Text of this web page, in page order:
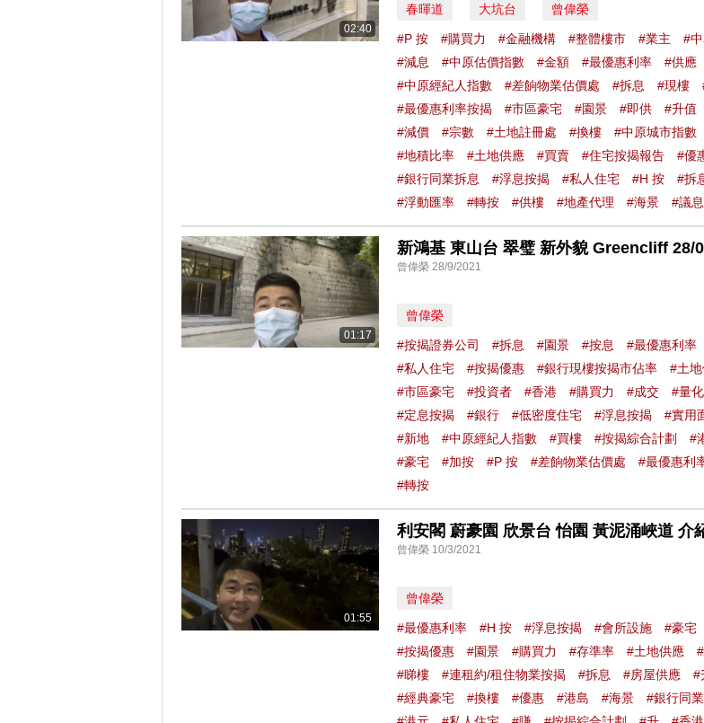
02:40
春暉道 大坑台 曾偉榮
#P 按 #購買力 #金融機構 #整體樓市 #業主 #
#減息
#中原估價指數 #金額 #最優惠利率 #供應
#中原經紀人指數
#差餉物業估價處 #拆息 #現樓
#最優惠利率按揭
#市區豪宅 #園景 #即供 #升值
#減價
#宗數 #土地註冊處 #換樓 #中原城市指數
#地積比率
#土地供應 #買賣 #住宅按揭報告 #優
#銀行同業拆息
#浮息按揭 #私人住宅 #H 按 #拆
#浮動匯率
#轉按 #供樓 #地產代理 #海景 #議息
01:17
新鴻基 東山台 翠璧 新外貌 Greencliff 28/
曾偉榮 28/9/2021
曾偉榮
#按揭證券公司 #拆息 #園景 #按息 #最優惠利率
#私人住宅
#按揭優惠 #銀行現樓按揭市佔率 #土
#市區豪宅
#投資者 #香港 #購買力 #成交 #量
#定息按揭
#銀行 #低密度住宅 #浮息按揭 #實用
#新地
#中原經紀人指數 #買樓 #按揭綜合計劃 #
#豪宅
#加按 #P 按 #差餉物業估價處 #最優惠利
#轉按
01:55
利安閣 蔚豪園 欣景台 怡園 黃泥涌峽道 介
曾偉榮 10/3/2021
曾偉榮
#最優惠利率 #H 按 #浮息按揭 #會所設施 #豪宅
#按揭優惠
#園景 #購買力 #存準率 #土地供應
#睇樓
#連租約/租住物業按揭 #拆息 #房屋供應 #
#經典豪宅
#換樓 #優惠 #港島 #海景 #銀行同